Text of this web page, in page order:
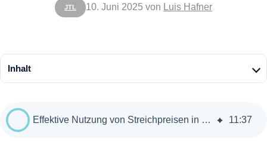
JTL 10. Juni 2025 von Luis Hafner
Inhalt
Effektive Nutzung von Streichpreisen in JTL-Shops: Ein Leitfaden 11:37